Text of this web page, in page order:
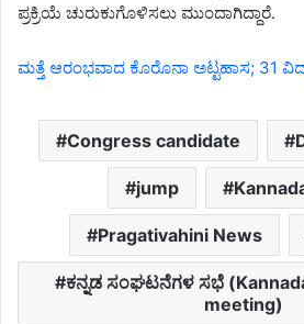
ಪ್ರಕ್ರಿಯೆ ಚುರುಕುಗೊಳಿಸಲು ಮುಂದಾಗಿದ್ದಾರೆ.
ಮತ್ತೆ ಆರಂಭವಾದ ಕೊರೊನಾ ಅಟ್ಟಹಾಸ; 31
Congress candidate
jump
Pragativahini News
ಕನ್ನಡ ಸಂಘಟನೆಗಳ ಸಭೆ
meeting)